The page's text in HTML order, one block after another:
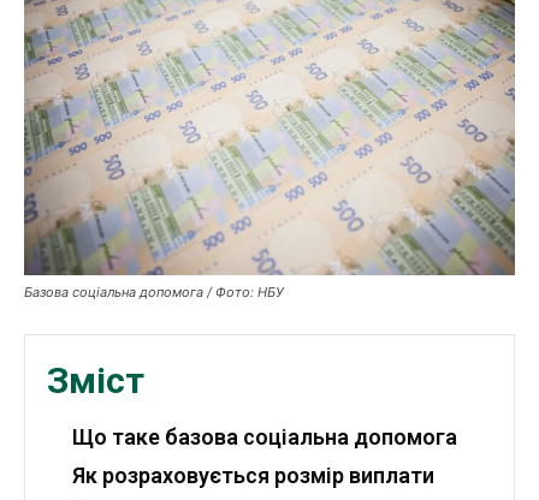
Робота і освіта
Публікації
ФОП
Курс валют
Базова соціальна допомога / Фото: НБУ
Зміст
Що таке базова соціальна допомога
Як розраховується розмір виплати